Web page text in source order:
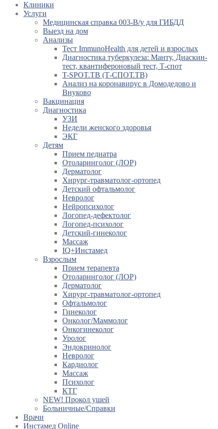
Клиники
Услуги
Медицинская справка 003-В/у для ГИБДД
Выезд на дом
Анализы
Тест ImmunoHealth для детей и взрослых
Диагностика туберкулеза: Манту, Диаскин-
тест, квантифероновый тест, Т-спот
T-SPOT.TB (Т-СПОТ.ТВ)
Анализ на коронавирус в Домодедово и
Внуково
Вакцинация
Диагностика
УЗИ
Недели женского здоровья
ЭКГ
Детям
Прием педиатра
Отоларинголог (ЛОР)
Дерматолог
Хирург-травматолог-ортопед
Детский офтальмолог
Невролог
Нейропсихолог
Логопед-дефектолог
Логопед-психолог
Детский-гинеколог
Массаж
IQ+Инстамед
Взрослым
Прием терапевта
Отоларинголог (ЛОР)
Дерматолог
Хирург-травматолог-ортопед
Офтальмолог
Гинеколог
Онколог/Маммолог
Онкогинеколог
Уролог
Эндокринолог
Невролог
Кардиолог
Массаж
Психолог
КТГ
NEW! Прокол ушей
Больничные/Справки
Врачи
Инстамед Online